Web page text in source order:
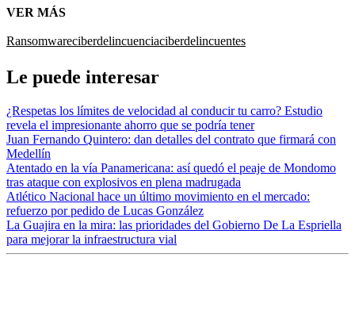
VER MÁS
Ransomwareciberdelincuenciaciberdelincuentes
Le puede interesar
¿Respetas los límites de velocidad al conducir tu carro? Estudio
revela el impresionante ahorro que se podría tener
Juan Fernando Quintero: dan detalles del contrato que firmará con
Medellín
Atentado en la vía Panamericana: así quedó el peaje de Mondomo
tras ataque con explosivos en plena madrugada
Atlético Nacional hace un último movimiento en el mercado:
refuerzo por pedido de Lucas González
La Guajira en la mira: las prioridades del Gobierno De La Espriella
para mejorar la infraestructura vial